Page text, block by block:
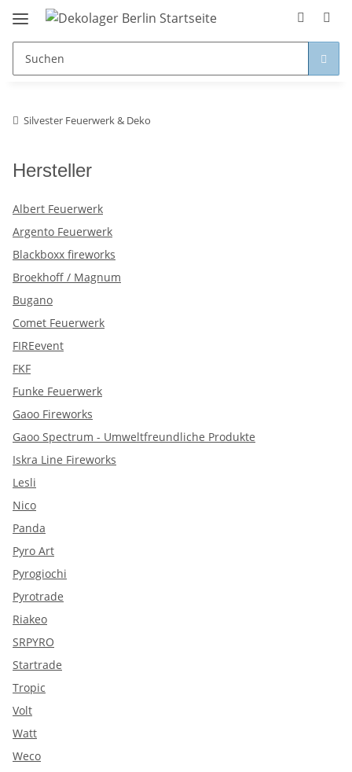
Silvester Feuerwerk & Deko
Hersteller
Albert Feuerwerk
Argento Feuerwerk
Blackboxx fireworks
Broekhoff / Magnum
Bugano
Comet Feuerwerk
FIREevent
FKF
Funke Feuerwerk
Gaoo Fireworks
Gaoo Spectrum - Umweltfreundliche Produkte
Iskra Line Fireworks
Lesli
Nico
Panda
Pyro Art
Pyrogiochi
Pyrotrade
Riakeo
SRPYRO
Startrade
Tropic
Volt
Watt
Weco